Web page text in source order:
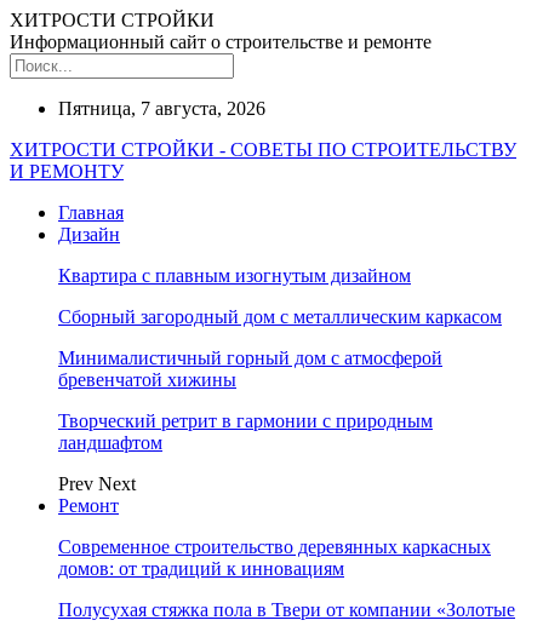
ХИТРОСТИ СТРОЙКИ
Информационный сайт о строительстве и ремонте
Пятница, 7 августа, 2026
ХИТРОСТИ СТРОЙКИ - СОВЕТЫ ПО СТРОИТЕЛЬСТВУ
И РЕМОНТУ
Главная
Дизайн
Квартира с плавным изогнутым дизайном
Сборный загородный дом с металлическим каркасом
Минималистичный горный дом с атмосферой
бревенчатой хижины
Творческий ретрит в гармонии с природным
ландшафтом
Prev Next
Ремонт
Современное строительство деревянных каркасных
домов: от традиций к инновациям
Полусухая стяжка пола в Твери от компании «Золотые